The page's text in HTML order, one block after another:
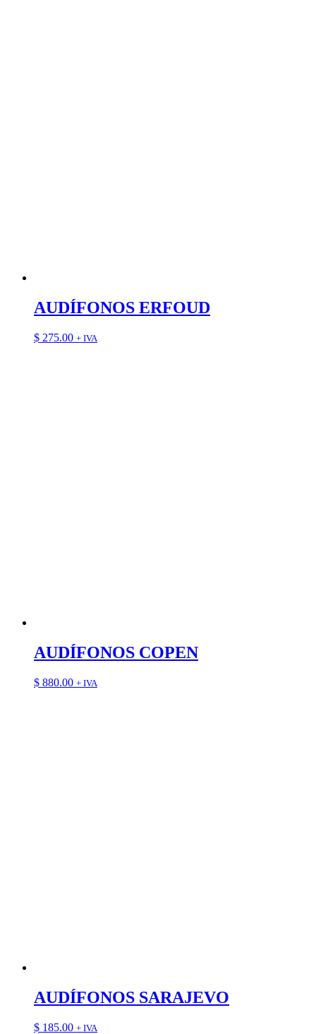
AUDÍFONOS ERFOUD
$ 275.00 + IVA
AUDÍFONOS COPEN
$ 880.00 + IVA
AUDÍFONOS SARAJEVO
$ 185.00 + IVA